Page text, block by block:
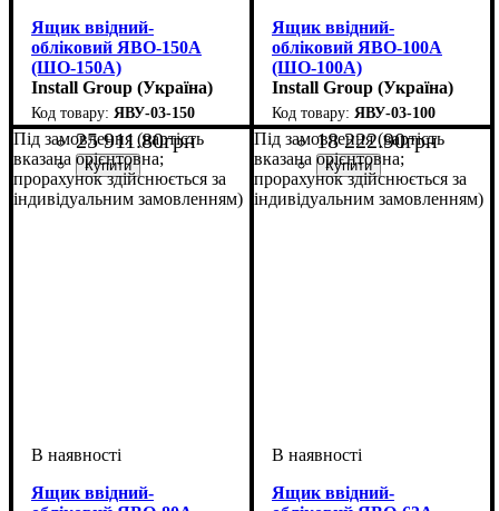
Ящик ввідний-
обліковий ЯВО-150А
(ШO-150А)
Install Group (Україна)
ЯВУ-03-150
25 911.80грн
Ящик ввідний-
обліковий ЯВО-100А
(ШО-100А)
Install Group (Україна)
ЯВУ-03-100
18 222.90грн
Під замовлення (вартість
вказана орієнтовна;
прорахунок здійснюється за
індивідуальним замовленням)
Ящик ввідний-
Під замовлення (вартість
вказана орієнтовна;
прорахунок здійснюється за
індивідуальним замовленням)
Ящик ввідний-